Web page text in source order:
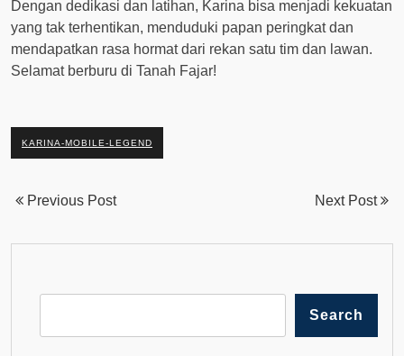
Dengan dedikasi dan latihan, Karina bisa menjadi kekuatan
yang tak terhentikan, menduduki papan peringkat dan
mendapatkan rasa hormat dari rekan satu tim dan lawan.
Selamat berburu di Tanah Fajar!
KARINA-MOBILE-LEGEND
Previous Post Next Post
Search